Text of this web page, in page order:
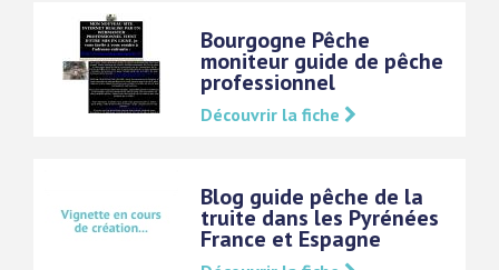
Bourgogne Pêche
moniteur guide de pêche
professionnel
Découvrir la fiche
Blog guide pêche de la
truite dans les Pyrénées
France et Espagne